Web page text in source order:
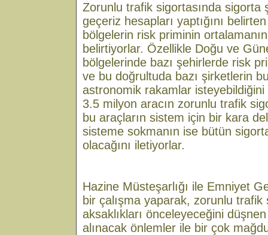
Zorunlu trafik sigortasında sigorta
geçeriz hesapları yaptığını
bölgelerin risk priminin
belirtiyorlar. Özellikle Doğu ve
bölgelerinde bazı şehirlerde risk
ve bu doğrultuda bazı şirketlerin
astronomik rakamlar
3.5 milyon aracın zorunlu trafik
bu araçların sistem için bir kara
sisteme sokmanın ise bütün
olacağını iletiyorlar.
Hazine Müsteşarlığı ile Emniyet
bir çalışma yaparak, zorunlu
aksaklıkları önceleyeceğini
alınacak önlemler ile bir çok